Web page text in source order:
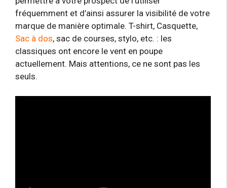
fréquemment et d’ainsi assurer la visibilité de votre
marque de manière optimale. T-shirt, Casquette,
Sac à dos, sac de courses, stylo, etc. : les
classiques ont encore le vent en poupe
actuellement. Mais attentions, ce ne sont pas les
seuls.